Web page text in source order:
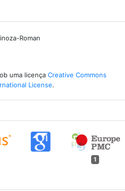
Roman
uma licença Creative Commons
License.
1